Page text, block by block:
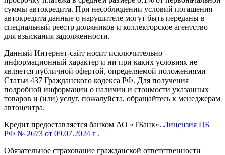
суммы автокредита. При несоблюдении условий погашения
автокредита данные о нарушителе могут быть переданы в
специальный реестр должников и коллекторское агентство
для взыскания задолженности.
Данный Интернет-сайт носит исключительно
информационный характер и ни при каких условиях не
является публичной офертой, определяемой положениями
Статьи 437 Гражданского кодекса РФ. Для получения
подробной информации о наличии и стоимости указанных
товаров и (или) услуг, пожалуйста, обращайтесь к менеджерам
автоцентра.
Кредит предоставляется банком АО «ТБанк». Лицензия ЦБ
РФ № 2673 от 09.07.2024 г .
Обязательное страхование гражданской ответственности